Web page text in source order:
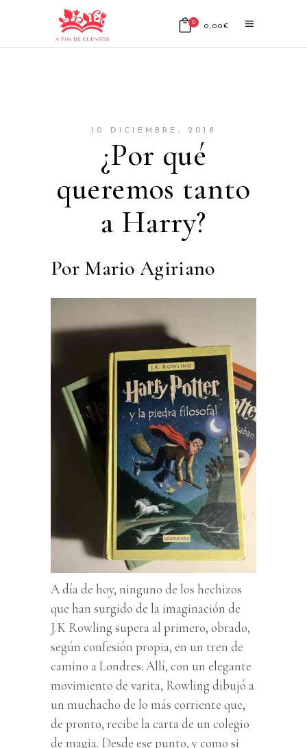
0 0,00€
10 DICIEMBRE, 2018
¿Por qué
queremos tanto
a Harry?
Por Mario Agiriano
A día de hoy, ninguno de los hechizos
que han surgido de la imaginación de
J.K Rowling supera al primero, obrado,
según confesión propia, en un tren de
camino a Londres. Allí, con un elegante
movimiento de varita, Rowling dibujó a
un muchacho de lo más corriente que,
de pronto, recibe la carta de un colegio
de magia. Desde ese punto, y como si